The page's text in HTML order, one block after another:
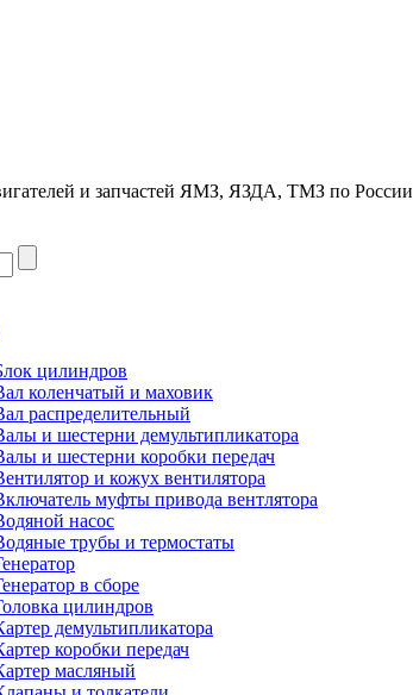
и запчастей ЯМЗ, ЯЗДА, ТМЗ по России
цилиндров
коленчатый и маховик
распределительный
и шестерни демультипликатора
и шестерни коробки передач
и кожух вентилятора
муфты привода вентлятора
насос
трубы и термостаты
в сборе
цилиндров
демультипликатора
коробки передач
масляный